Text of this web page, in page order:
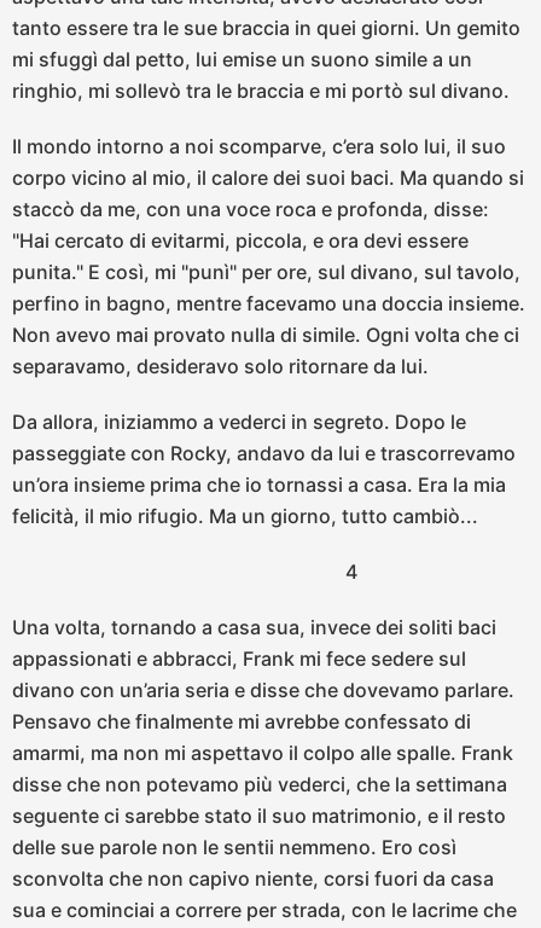
tanto essere tra le sue braccia in quei giorni. Un gemito
mi sfuggì dal petto, lui emise un suono simile a un
ringhio, mi sollevò tra le braccia e mi portò sul divano.
Il mondo intorno a noi scomparve, c’era solo lui, il suo
corpo vicino al mio, il calore dei suoi baci. Ma quando si
staccò da me, con una voce roca e profonda, disse:
"Hai cercato di evitarmi, piccola, e ora devi essere
punita." E così, mi "punì" per ore, sul divano, sul tavolo,
perfino in bagno, mentre facevamo una doccia insieme.
Non avevo mai provato nulla di simile. Ogni volta che ci
separavamo, desideravo solo ritornare da lui.
Da allora, iniziammo a vederci in segreto. Dopo le
passeggiate con Rocky, andavo da lui e trascorrevamo
un’ora insieme prima che io tornassi a casa. Era la mia
felicità, il mio rifugio. Ma un giorno, tutto cambiò...
4
Una volta, tornando a casa sua, invece dei soliti baci
appassionati e abbracci, Frank mi fece sedere sul
divano con un’aria seria e disse che dovevamo parlare.
Pensavo che finalmente mi avrebbe confessato di
amarmi, ma non mi aspettavo il colpo alle spalle. Frank
disse che non potevamo più vederci, che la settimana
seguente ci sarebbe stato il suo matrimonio, e il resto
delle sue parole non le sentii nemmeno. Ero così
sconvolta che non capivo niente, corsi fuori da casa
sua e cominciai a correre per strada, con le lacrime che